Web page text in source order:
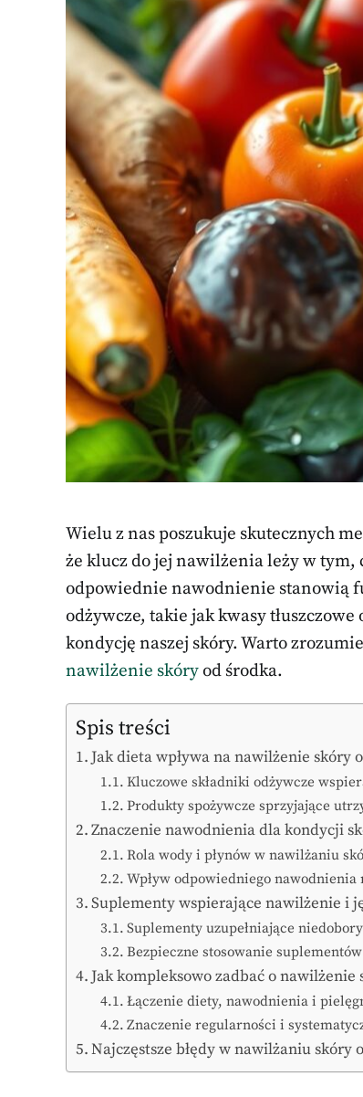
Wielu z nas poszukuje skutecznych
że klucz do jej nawilżenia leży w tym,
odpowiednie nawodnienie stanowią
odżywcze, takie jak kwasy
kondycję naszej skóry. Warto
nawilżenie skóryod środka.
Spis treści
Jak dieta wpływa na nawilżenie skóry
Kluczowe składniki odżywcze
Produkty spożywcze sprzyjające
Znaczenie nawodnienia dla kondycji
Rola wody i płynów w nawilżaniu
Wpływ odpowiedniego
Suplementy wspierające nawilżenie i
Suplementy uzupełniające
Bezpieczne stosowanie
Jak kompleksowo zadbać o nawilżenie
Łączenie diety, nawodnienia i
Znaczenie regularności i
Najczęstsze błędy w nawilżaniu skóry